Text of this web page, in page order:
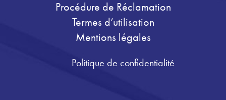
Procédure de Réclamation
Termes d’utilisation
Mentions légales
Politique de confidentialité